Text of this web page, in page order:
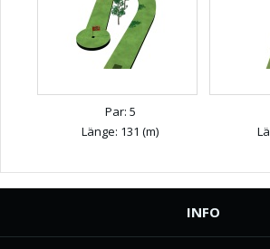
Par: 5
Länge: 131 (m)
INFO